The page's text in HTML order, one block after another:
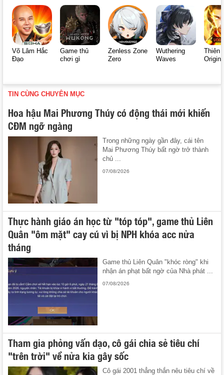
Võ Lâm Hắc
Đạo
Game thủ
chơi gì
Zenless Zone
Zero
Wuthering
Waves
Thiên
Origin
TIN CÙNG CHUYÊN MỤC
Hoa hậu Mai Phương Thúy có động thái mới khiến
CĐM ngỡ ngàng
Trong những ngày gần đây, cái tên
Mai Phương Thúy bất ngờ trở thành
chủ ...
07/08/2026
Thực hành giáo án học từ "tóp tóp", game thủ Liên
Quân "ôm mặt" cay cú vì bị NPH khóa acc nửa
tháng
Game thủ Liên Quân "khóc ròng" khi
nhận án phạt bất ngờ của Nhà phát ...
07/08/2026
Tham gia phỏng vấn dạo, cô gái chia sẻ tiêu chí
"trên trời" về nửa kia gây sốc
Cô gái 2001 thẳng thắn nêu tiêu chí về